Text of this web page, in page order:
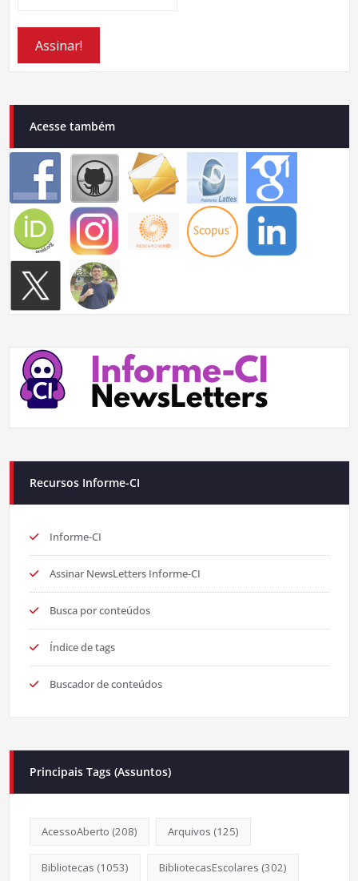
Acesse também
Recursos Informe-CI
Informe-CI
Assinar NewsLetters Informe-CI
Busca por conteúdos
Índice de tags
Buscador de conteúdos
Principais Tags (Assuntos)
AcessoAberto (208) Arquivos (125)
Bibliotecas (1053) BibliotecasEscolares (302)